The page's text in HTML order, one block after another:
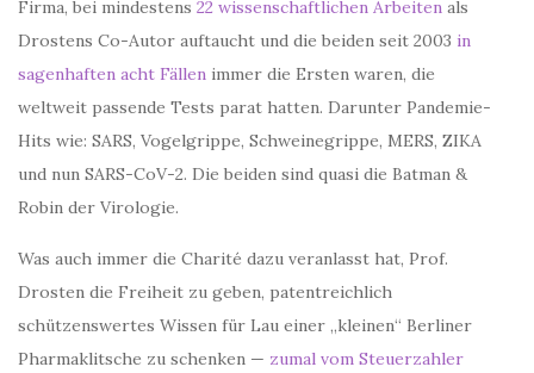
Firma, bei mindestens 22 wissenschaftlichen Arbeiten als
Drostens Co-Autor auftaucht und die beiden seit 2003 in
sagenhaften acht Fällen immer die Ersten waren, die
weltweit passende Tests parat hatten. Darunter Pandemie-
Hits wie: SARS, Vogelgrippe, Schweinegrippe, MERS, ZIKA
und nun SARS-CoV-2. Die beiden sind quasi die Batman &
Robin der Virologie.
Was auch immer die Charité dazu veranlasst hat, Prof.
Drosten die Freiheit zu geben, patentreichlich
schützenswertes Wissen für Lau einer „kleinen“ Berliner
Pharmaklitsche zu schenken — zumal vom Steuerzahler